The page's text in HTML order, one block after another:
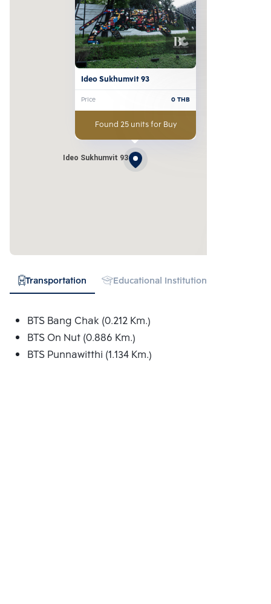
Ideo Sukhumvit 93
Ideo Sukhumvit 93
Price 0 THB
Found 25 units for Buy
Transportation Educational Institution
BTS Bang Chak (0.212 Km.)
BTS On Nut (0.886 Km.)
BTS Punnawitthi (1.134 Km.)